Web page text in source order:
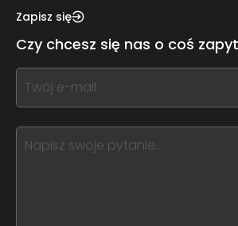
this,
this
form
field
blank
Zapisz się
Czy chcesz się nas o coś
If
you
this,
leave